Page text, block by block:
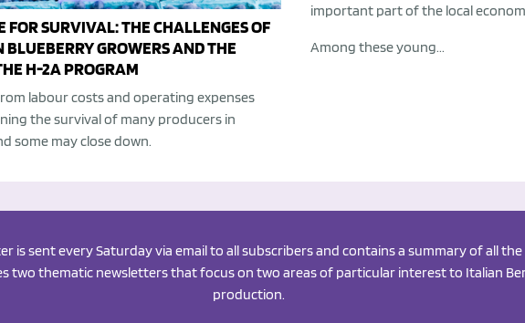
FOR SURVIVAL: THE CHALLENGES OF
BLUEBERRY GROWERS AND THE
H-2A PROGRAM
labour costs and operating expenses
the survival of many producers in
some may close down.
important part of the local
Among these young...
is sent every Saturday via email to all subscribers and contains a summary of all
two thematic newsletters that focus on two areas of particular interest to Italian
production.